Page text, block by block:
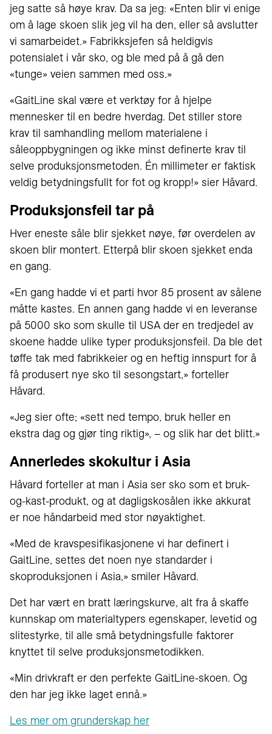
jeg satte så høye krav. Da sa jeg: «Enten blir vi enige
om å lage skoen slik jeg vil ha den, eller så avslutter
vi samarbeidet.» Fabrikksjefen så heldigvis
potensialet i vår sko, og ble med på å gå den
«tunge» veien sammen med oss.»
«GaitLine skal være et verktøy for å hjelpe
mennesker til en bedre hverdag. Det stiller store
krav til samhandling mellom materialene i
såleoppbygningen og ikke minst definerte krav til
selve produksjonsmetoden. Én millimeter er faktisk
veldig betydningsfullt for fot og kropp!» sier Håvard.
Produksjonsfeil tar på
Hver eneste såle blir sjekket nøye, før overdelen av
skoen blir montert. Etterpå blir skoen sjekket enda
en gang.
«En gang hadde vi et parti hvor 85 prosent av sålene
måtte kastes. En annen gang hadde vi en leveranse
på 5000 sko som skulle til USA der en tredjedel av
skoene hadde ulike typer produksjonsfeil. Da ble det
tøffe tak med fabrikkeier og en heftig innspurt for å
få produsert nye sko til sesongstart,» forteller
Håvard.
«Jeg sier ofte; «sett ned tempo, bruk heller en
ekstra dag og gjør ting riktig», – og slik har det blitt.»
Annerledes skokultur i Asia
Håvard forteller at man i Asia ser sko som et bruk-
og-kast-produkt, og at dagligskosålen ikke akkurat
er noe håndarbeid med stor nøyaktighet.
«Med de kravspesifikasjonene vi har definert i
GaitLine, settes det noen nye standarder i
skoproduksjonen i Asia,» smiler Håvard.
Det har vært en bratt læringskurve, alt fra å skaffe
kunnskap om materialtypers egenskaper, levetid og
slitestyrke, til alle små betydningsfulle faktorer
knyttet til selve produksjonsmetodikken.
«Min drivkraft er den perfekte GaitLine-skoen. Og
den har jeg ikke laget ennå.»
Les mer om grunderskap her